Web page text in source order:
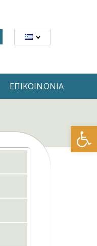
ΕΠΙΚΟΙΝΩΝΙΑ